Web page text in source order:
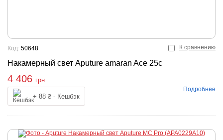
К сравнению
Накамерный свет Aputure amaran Ace 25c
Код: 50648
4 406 грн
+ 88 ₴ - Кешбэк
Подробнее